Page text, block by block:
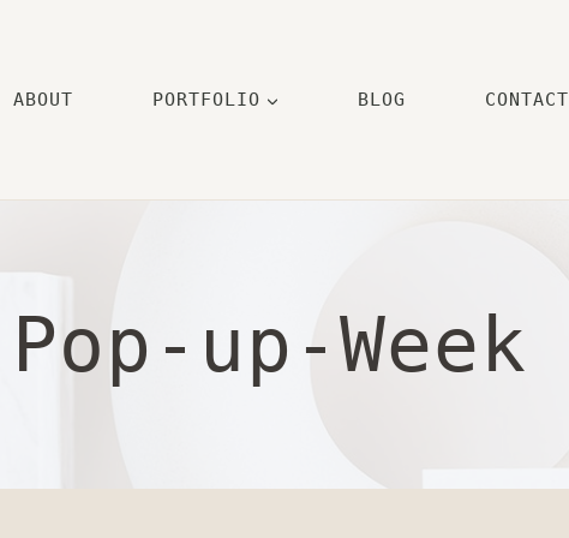
ABOUT PORTFOLIO BLOG CONTACT
Pop-up-Week